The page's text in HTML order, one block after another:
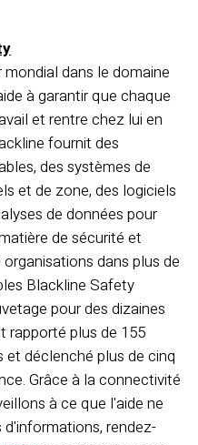
dans le domaine
à garantir que chaque
et rentre chez lui en
fournit des
des systèmes de
et de zone, des logiciels
de données pour
de sécurité et
dans plus de
Blackline Safety
pour des dizaines
rapporté plus de 155
et déclenché plus de cinq
Grâce à la connectivité
à ce que l'aide ne
rendez-